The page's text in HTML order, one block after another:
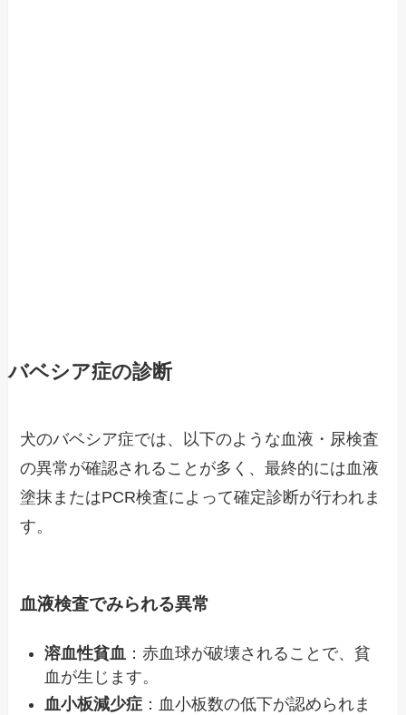
バベシア症の診断
犬のバベシア症では、以下のような血液・尿検査
の異常が確認されることが多く、最終的には血液
塗抹またはPCR検査によって確定診断が行われま
す。
血液検査でみられる異常
溶血性貧血 ：赤血球が破壊されることで、貧
血が生じます。
血小板減少症 ：血小板数の低下が認められま